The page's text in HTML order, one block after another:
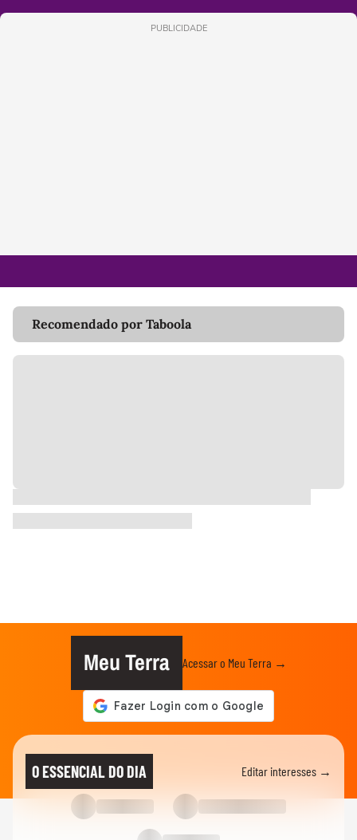
PUBLICIDADE
Recomendado por Taboola
Meu Terra Acessar o Meu Terra →
O ESSENCIAL DO DIA Editar interesses →